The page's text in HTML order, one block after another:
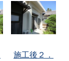
施工後２．